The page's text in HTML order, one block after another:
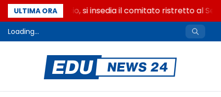
ULTIMA ORA
Riforma del calcio, si insedia il comitato ristretto al
Loading...